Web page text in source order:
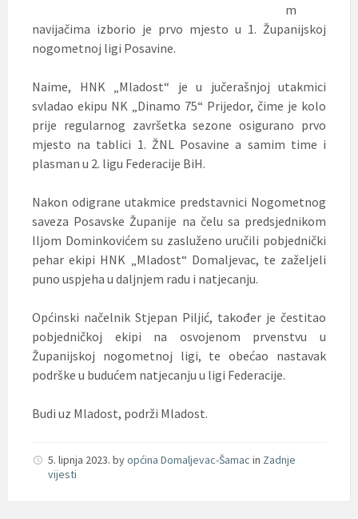
m
navijačima izborio je prvo mjesto u 1. Županijskoj
nogometnoj ligi Posavine.
Naime, HNK „Mladost“ je u jučerašnjoj utakmici
svladao ekipu NK „Dinamo 75“ Prijedor, čime je kolo
prije regularnog završetka sezone osigurano prvo
mjesto na tablici 1. ŽNL Posavine a samim time i
plasman u 2. ligu Federacije BiH.
Nakon odigrane utakmice predstavnici Nogometnog
saveza Posavske Županije na čelu sa predsjednikom
Iljom Dominkovićem su zasluženo uručili pobjednički
pehar ekipi HNK „Mladost“ Domaljevac, te zaželjeli
puno uspjeha u daljnjem radu i natjecanju.
Općinski načelnik Stjepan Piljić, također je čestitao
pobjedničkoj ekipi na osvojenom prvenstvu u
Županijskoj nogometnoj ligi, te obećao nastavak
podrške u budućem natjecanju u ligi Federacije.
Budi uz Mladost, podrži Mladost.
5. lipnja 2023. byopćina Domaljevac-Šamac in Zadnje
vijesti